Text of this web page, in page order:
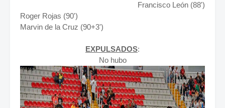
Francisco León (88')
Roger Rojas (90')
Marvin de la Cruz (90+3')
EXPULSADOS:
No hubo